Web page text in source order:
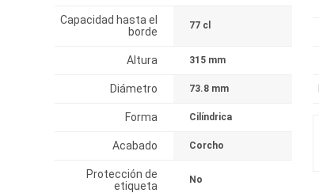
Capacidad hasta el
borde
77 cl
Altura 315 mm
Diámetro 73.8 mm
Forma Cilíndrica
Acabado Corcho
Protección de
etiqueta
No